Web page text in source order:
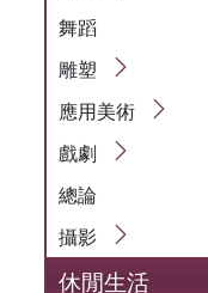
舞蹈
雕塑
應用美術
戲劇
總論
攝影
休閒生活